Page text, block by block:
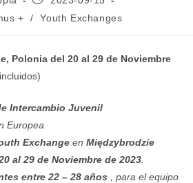
la
+ / Youth Exchanges
Polonia del 20 al 29 de Noviembre
Intercambio Juvenil
Europea
Exchange en Międzybrodzie
al 29 de Noviembre de 2023
entre 22 – 28 años
, para el equipo